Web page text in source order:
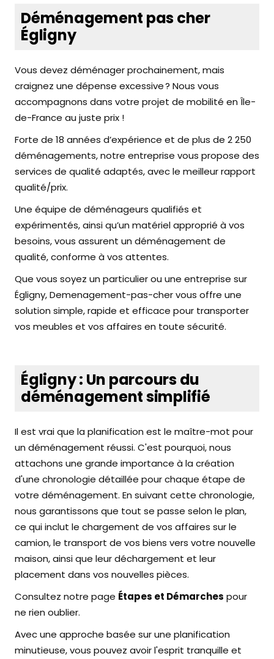
Déménagement pas cher
Égligny
Vous devez déménager prochainement, mais
craignez une dépense excessive ? Nous vous
accompagnons dans votre projet de mobilité en Île-
de-France au juste prix !
Forte de 18 années d’expérience et de plus de 2 250
déménagements, notre entreprise vous propose des
services de qualité adaptés, avec le meilleur rapport
qualité/prix.
Une équipe de déménageurs qualifiés et
expérimentés, ainsi qu’un matériel approprié à vos
besoins, vous assurent un déménagement de
qualité, conforme à vos attentes.
Que vous soyez un particulier ou une entreprise sur
Égligny, Demenagement-pas-cher vous offre une
solution simple, rapide et efficace pour transporter
vos meubles et vos affaires en toute sécurité.
Égligny : Un parcours du
déménagement simplifié
Il est vrai que la planification est le maître-mot pour
un déménagement réussi. C'est pourquoi, nous
attachons une grande importance à la création
d'une chronologie détaillée pour chaque étape de
votre déménagement. En suivant cette chronologie,
nous garantissons que tout se passe selon le plan,
ce qui inclut le chargement de vos affaires sur le
camion, le transport de vos biens vers votre nouvelle
maison, ainsi que leur déchargement et leur
placement dans vos nouvelles pièces.
Consultez notre page Étapes et Démarches pour
ne rien oublier.
Avec une approche basée sur une planification
minutieuse, vous pouvez avoir l'esprit tranquille et